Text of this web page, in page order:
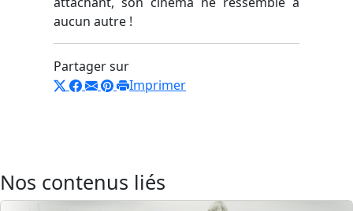
aucun autre !
Partager sur
Imprimer
Nos contenus liés